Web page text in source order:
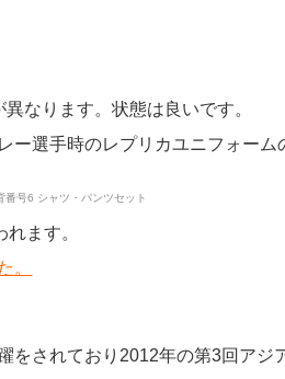
なります。状態は良いです。
選手時のレプリカユニフォーム
ます。
。
をされており2012年の第3回アジ